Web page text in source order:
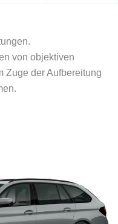
von objektiven
Zuge der Aufbereitung